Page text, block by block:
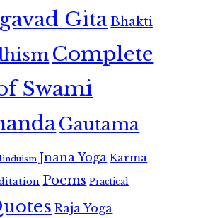
GitaBhakti
Complete
Swami
Gautama
Jnana Yoga Karma
Poems Practical
Raja Yoga